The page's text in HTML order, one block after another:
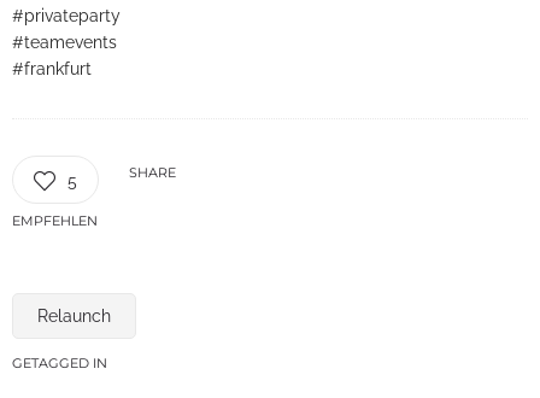
#privateparty
#teamevents
#frankfurt
5
EMPFEHLEN
SHARE
Relaunch
GETAGGED IN